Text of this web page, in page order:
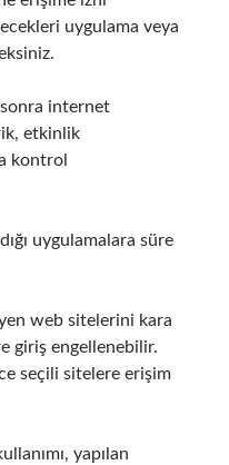
uygulama veya
internet
etkinlik
kontrol
uygulamalara süre
web sitelerini kara
giriş engellenebilir.
seçili sitelere erişim
yapılan